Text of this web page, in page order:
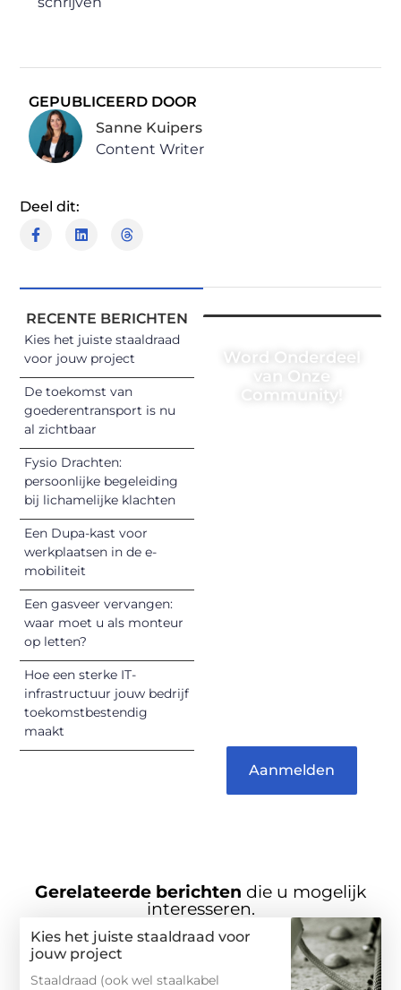
GEPUBLICEERD DOOR
Sanne Kuipers
Content Writer
Deel dit:
RECENTE BERICHTEN
Kies het juiste staaldraad
voor jouw project
De toekomst van
goederentransport is nu
al zichtbaar
Fysio Drachten:
persoonlijke begeleiding
bij lichamelijke klachten
Een Dupa-kast voor
werkplaatsen in de e-
mobiliteit
Een gasveer vervangen:
waar moet u als monteur
op letten?
Hoe een sterke IT-
infrastructuur jouw bedrijf
toekomstbestendig
maakt
Word Onderdeel
van Onze
Community!
Aanmelden
Gerelateerde berichten die u mogelijk
interesseren.
Kies het juiste staaldraad voor
jouw project
Staaldraad (ook wel staalkabel